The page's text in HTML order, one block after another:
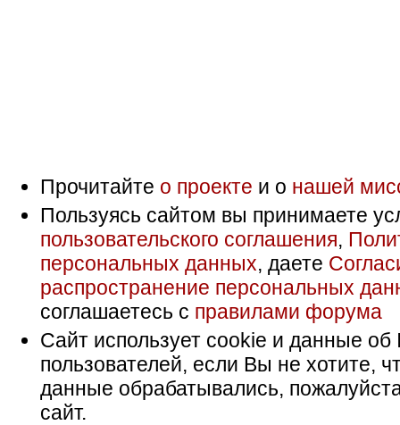
Прочитайте о проекте и о нашей
Пользуясь сайтом вы принимаете
пользовательского соглашения,
персональных данных, даете
распространение персональных
соглашаетесь с правилами форума
Сайт использует cookie и данные об
пользователей, если Вы не хотите,
данные обрабатывались,
сайт.